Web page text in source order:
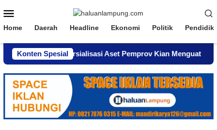
ke
kontenMobile
Home Daerah Headline Ekonomi Politik
Konten Spesial
Komersialisasi Aset Pemprov Kian Menguat AWPI